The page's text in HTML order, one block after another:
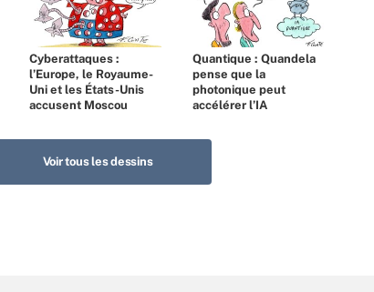
Cyberattaques :
l’Europe, le Royaume-
Uni et les États-Unis
accusent Moscou
Quantique : Quandela
pense que la
photonique peut
accélérer l’IA
Voir tous les dessins